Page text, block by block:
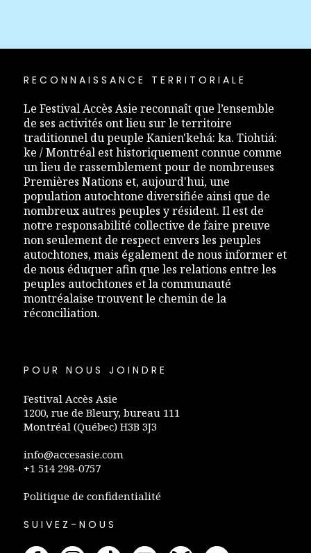
RECONNAISSANCE TERRITORIALE
Le Festival Accès Asie reconnaît que l’ensemble
de ses activités ont lieu sur le territoire
traditionnel du peuple Kanien'kehá: ka. Tiohtiá:
ke / Montréal est historiquement connue comme
un lieu de rassemblement pour de nombreuses
Premières Nations et, aujourd'hui, une
population autochtone diversifiée ainsi que de
nombreux autres peuples y résident. Il est de
notre responsabilité collective de faire preuve
non seulement de respect envers les peuples
autochtones, mais également de nous informer et
de nous éduquer afin que les relations entre les
peuples autochtones et la communauté
montréalaise trouvent le chemin de la
réconciliation.
POUR NOUS JOINDRE
Festival Accès Asie
1200, rue de Bleury, bureau 111
Montréal (Québec) H3B 3J3
info@accesasie.com
+1 514 298-0757
Politique de confidentialité
SUIVEZ-NOUS